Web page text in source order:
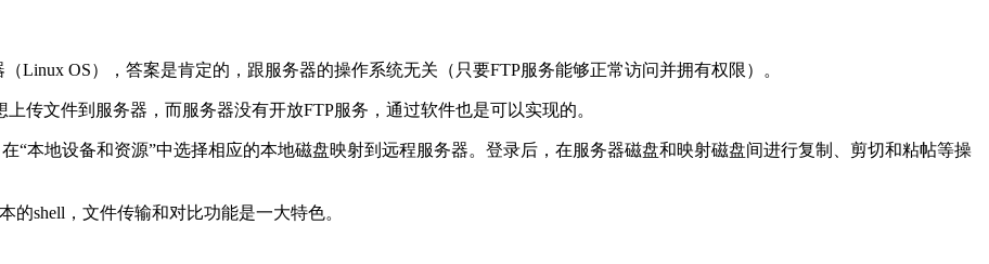
Linux OS），答案是肯定的，跟服务器的操作系统无关（只要FTP服务能够正常访问并拥有权限）。
传文件到服务器，而服务器没有开放FTP服务，通过软件也是可以实现的。
“本地设备和资源”中选择相应的本地磁盘映射到远程服务器。登录后，在服务器磁盘和映射磁盘间进行复制、剪切和粘帖等操
的shell，文件传输和对比功能是一大特色。